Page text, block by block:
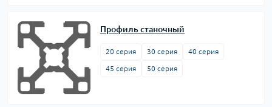
Профиль станочный
20 серия 30 серия 40 серия
45 серия 50 серия